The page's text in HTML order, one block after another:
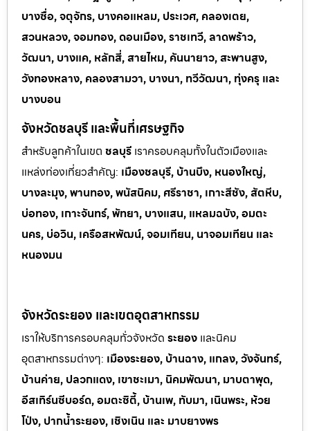
บางซื่อ, จตุจักร, บางคอแหลม, ประเวศ, คลองเตย,
สวนหลวง, จอมทอง, ดอนเมือง, ราชเทวี, ลาดพร้าว,
วัฒนา, บางแค, หลักสี่, สายไหม, คันนายาว, สะพานสูง,
วังทองหลาง, คลองสามวา, บางนา, ทวีวัฒนา, ทุ่งครุ และ
บางบอน
จังหวัดชลบุรี และพื้นที่เศรษฐกิจ
สำหรับลูกค้าในเขต ชลบุรี เราครอบคลุมทั้งในตัวเมืองและ
แหล่งท่องเที่ยวสำคัญ: เมืองชลบุรี, บ้านบึง, หนองใหญ่,
บางละมุง, พานทอง, พนัสนิคม, ศรีราชา, เกาะสีชัง, สัตหีบ,
บ่อทอง, เกาะจันทร์, พัทยา, บางแสน, แหลมฉบัง, อมตะ
นคร, บ่อวิน, เครือสหพัฒน์, จอมเทียน, นาจอมเทียน และ
หนองมน
จังหวัดระยอง และเขตอุตสาหกรรม
เราให้บริการครอบคลุมทั่วจังหวัด ระยอง และนิคม
อุตสาหกรรมต่างๆ: เมืองระยอง, บ้านฉาง, แกลง, วังจันทร์,
บ้านค่าย, ปลวกแดง, เขาชะเมา, นิคมพัฒนา, มาบตาพุด,
อีสเทิร์นซีบอร์ด, อมตะซิตี้, บ้านเพ, ทับมา, เนินพระ, ห้วย
โป่ง, ปากน้ำระยอง, เชิงเนิน และ มาบยางพร